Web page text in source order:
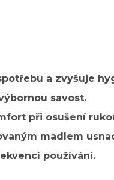
a zvyšuje
savost.
při osušení
madlem
používání.